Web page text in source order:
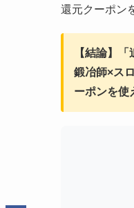
還元クーポン
【結論】
鍛冶師×ス
ーポンを使